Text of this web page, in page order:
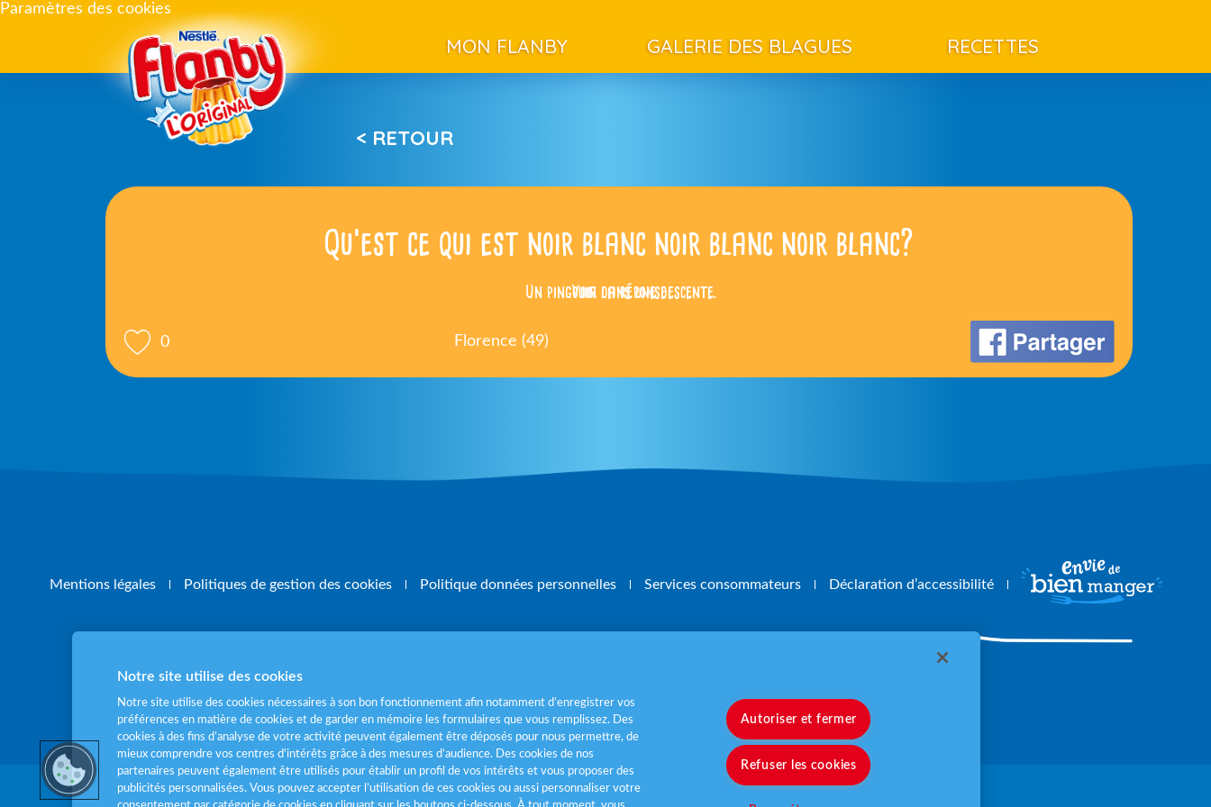
Paramètres des cookies
MON FLANBY GALERIE DES BLAGUES RECETTES
< RETOUR
Qu’est ce qui est noir blanc noir blanc noir blanc?
Voir la réponse
Un pingouin dans une descente.
0 Florence (49)
Mentions légales Politiques de gestion des cookies Politique données personnelles Services consommateurs Déclaration d’accessibilité
Pour votre santé, mangez 5 fruits et légumes par jourwww.mangerbouger.fr
Notre site utilise des cookies
Notre site utilise des cookies nécessaires à son bon fonctionnement afin notamment d’enregistrer vos
préférences en matière de cookies et de garder en mémoire les formulaires que vous remplissez. Des
cookies à des fins d’analyse de votre activité peuvent également être déposés pour nous permettre, de
mieux comprendre vos centres d'intérêts grâce à des mesures d’audience. Des cookies de nos
partenaires peuvent également être utilisés pour établir un profil de vos intérêts et vous proposer des
publicités personnalisées. Vous pouvez accepter l’utilisation de ces cookies ou aussi personnaliser votre
Autoriser et fermer
Refuser les cookies